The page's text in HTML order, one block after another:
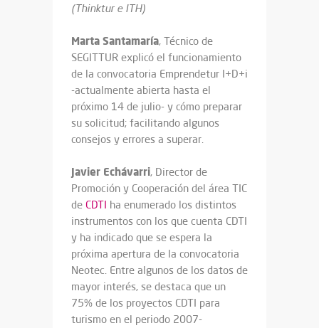
(Thinktur e ITH)
Marta Santamaría, Técnico de
SEGITTUR explicó el funcionamiento
de la convocatoria Emprendetur I+D+i
-actualmente abierta hasta el
próximo 14 de julio- y cómo preparar
su solicitud; facilitando algunos
consejos y errores a superar.
Javier Echávarri, Director de
Promoción y Cooperación del área TIC
de CDTI ha enumerado los distintos
instrumentos con los que cuenta CDTI
y ha indicado que se espera la
próxima apertura de la convocatoria
Neotec. Entre algunos de los datos de
mayor interés, se destaca que un
75% de los proyectos CDTI para
turismo en el periodo 2007-